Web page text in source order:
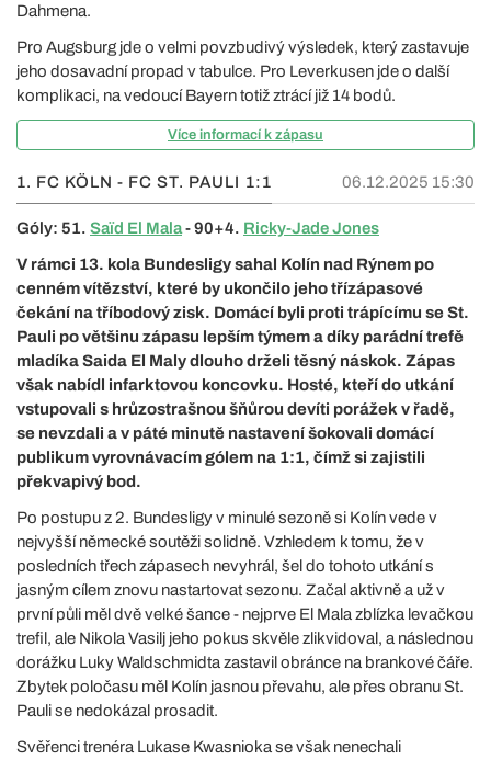
Dahmena.
Pro Augsburg jde o velmi povzbudivý výsledek, který zastavuje
jeho dosavadní propad v tabulce. Pro Leverkusen jde o další
komplikaci, na vedoucí Bayern totiž ztrácí již 14 bodů.
Více informací k zápasu
1. FC KÖLN - FC ST. PAULI 1:1 06.12.2025 15:30
Góly: 51. Saïd El Mala- 90+4. Ricky-Jade Jones
V rámci 13. kola Bundesligy sahal Kolín nad Rýnem po
cenném vítězství, které by ukončilo jeho třízápasové
čekání na tříbodový zisk. Domácí byli proti trápícímu se St.
Pauli po většinu zápasu lepším týmem a díky parádní trefě
mladíka Saida El Maly dlouho drželi těsný náskok. Zápas
však nabídl infarktovou koncovku. Hosté, kteří do utkání
vstupovali s hrůzostrašnou šňůrou devíti porážek v řadě,
se nevzdali a v páté minutě nastavení šokovali domácí
publikum vyrovnávacím gólem na 1:1, čímž si zajistili
překvapivý bod.
Po postupu z 2. Bundesligy v minulé sezoně si Kolín vede v
nejvyšší německé soutěži solidně. Vzhledem k tomu, že v
posledních třech zápasech nevyhrál, šel do tohoto utkání s
jasným cílem znovu nastartovat sezonu. Začal aktivně a už v
první půli měl dvě velké šance - nejprve El Mala zblízka levačkou
trefil, ale Nikola Vasilj jeho pokus skvěle zlikvidoval, a následnou
dorážku Luky Waldschmidta zastavil obránce na brankové čáře.
Zbytek poločasu měl Kolín jasnou převahu, ale přes obranu St.
Pauli se nedokázal prosadit.
Svěřenci trenéra Lukase Kwasnioka se však nenechali